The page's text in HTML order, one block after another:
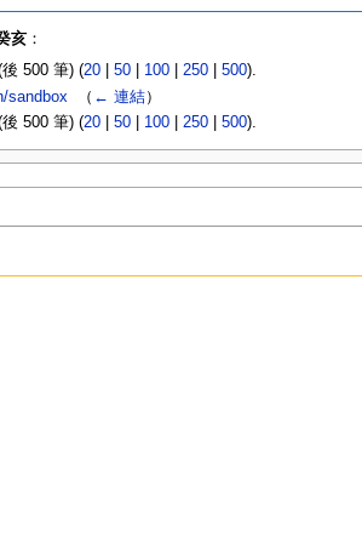
亥：
500 筆) (20| 50| 100| 250| 500).
sandbox‎ （ ← 連結）
500 筆) (20| 50| 100| 250| 500).